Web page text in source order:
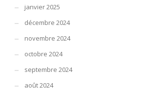
janvier 2025
décembre 2024
novembre 2024
octobre 2024
septembre 2024
août 2024